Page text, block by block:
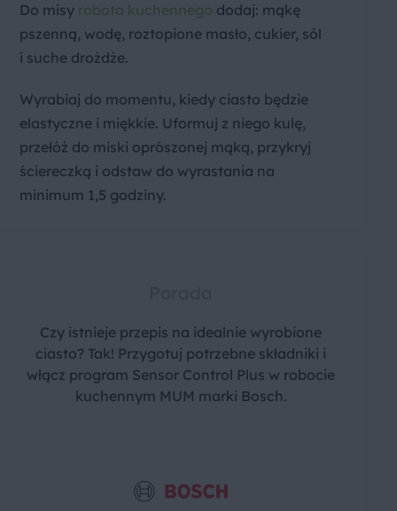
Do misy robota kuchennego dodaj: mąkę
pszenną, wodę, roztopione masło, cukier, sól
i suche drożdże.
Wyrabiaj do momentu, kiedy ciasto będzie
elastyczne i miękkie. Uformuj z niego kulę,
przełóż do miski oprószonej mąką, przykryj
ściereczką i odstaw do wyrastania na
minimum 1,5 godziny.
Czy istnieje przepis na idealnie wyrobione
ciasto? Tak! Przygotuj potrzebne składniki i
włącz program Sensor Control Plus w robocie
kuchennym MUM marki Bosch.